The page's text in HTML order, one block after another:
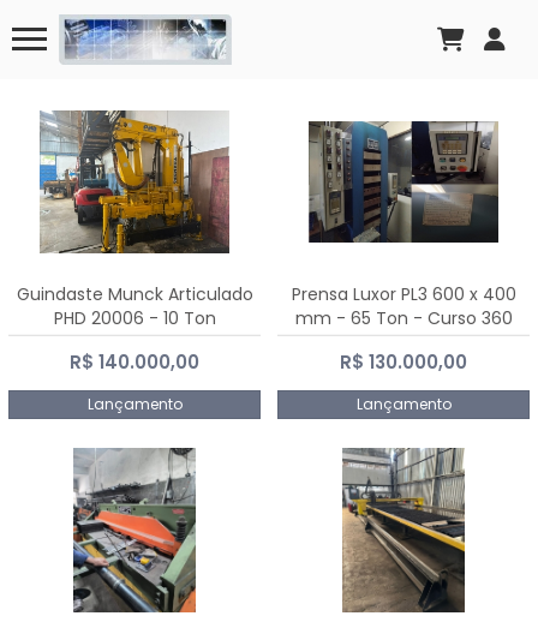
Guindaste Munck Articulado
PHD 20006 - 10 Ton
R$ 140.000,00
Lançamento
Prensa Luxor PL3 600 x 400
mm - 65 Ton - Curso 360
mm
R$ 130.000,00
Lançamento